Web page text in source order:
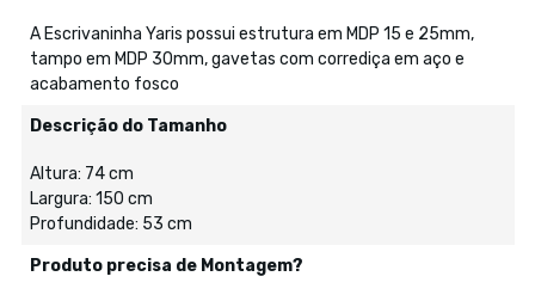
A Escrivaninha Yaris possui estrutura em MDP 15 e 25mm,
tampo em MDP 30mm, gavetas com corrediça em aço e
acabamento fosco
Descrição do Tamanho
Altura: 74 cm
Largura: 150 cm
Profundidade: 53 cm
Produto precisa de Montagem?